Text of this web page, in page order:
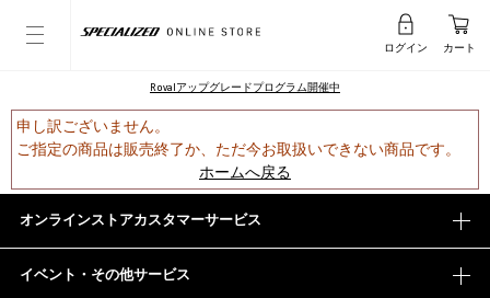
ログイン カート
Rovalアップグレードプログラム開催中
申し訳ございません。
ご指定の商品は販売終了か、ただ今お取扱いできない商品です。
ホームへ戻る
オンラインストアカスタマーサービス
イベント・その他サービス